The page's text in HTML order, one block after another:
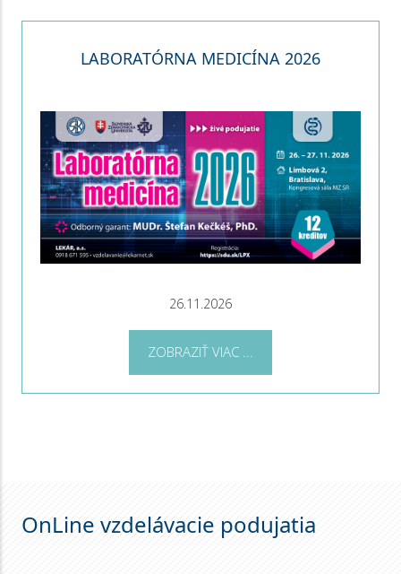
LABORATÓRNA MEDICÍNA 2026
26.11.2026
ZOBRAZIŤ VIAC ...
OnLine vzdelávacie podujatia